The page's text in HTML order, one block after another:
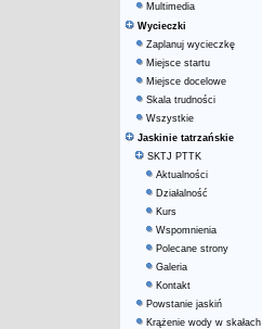
Multimedia
Wycieczki
Zaplanuj wycieczkę
Miejsce startu
Miejsce docelowe
Skala trudności
Wszystkie
Jaskinie tatrzańskie
SKTJ PTTK
Aktualności
Działalność
Kurs
Wspomnienia
Polecane strony
Galeria
Kontakt
Powstanie jaskiń
Krążenie wody w skałach